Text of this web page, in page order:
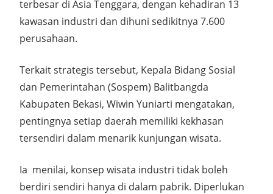
terbesar di Asia Tenggara, dengan kehadiran 13
kawasan industri dan dihuni sedikitnya 7.600
perusahaan.
Terkait strategis tersebut, Kepala Bidang Sosial
dan Pemerintahan (Sospem) Balitbangda
Kabupaten Bekasi, Wiwin Yuniarti mengatakan,
pentingnya setiap daerah memiliki kekhasan
tersendiri dalam menarik kunjungan wisata.
Ia menilai, konsep wisata industri tidak boleh
berdiri sendiri hanya di dalam pabrik. Diperlukan